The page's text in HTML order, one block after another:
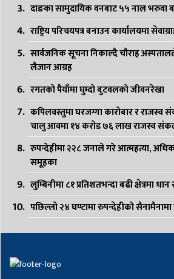
दाङका सामुदायिक वनबाट ५५ नाल भरुवा
राष्ट्रिय परिचयपत्र बनाउन कार्यालयमा
सार्वजनिक सूचना निकाल्दै चौराह
लैजान आग्रह
रगतको पैयाँमा घुम्दो बुटवलको जीवनरेखा
कपिलवस्तुमा घरजग्गा कारोबार र राजस्व
चालु आवमा १४ करोड ७६ लाख राजस्व
रुपन्देहीमा २२८ जनाले गरे आत्महत्या,
समूहका
लुम्बिनीमा ८१ प्रतिशतभन्दा बढी क्षेत्रमा
पछिल्लो २४ घण्टामा रुपन्देहीको सैनामैनामा